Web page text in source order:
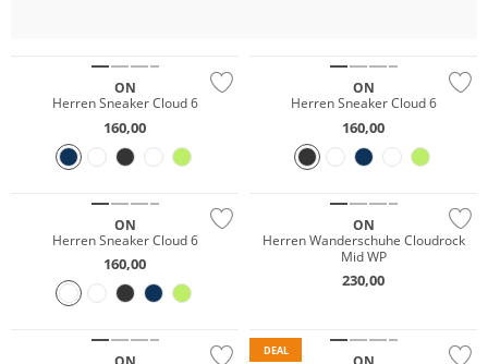
ON
Herren Sneaker Cloud 6
160,00
ON
Herren Sneaker Cloud 6
160,00
ON
Herren Sneaker Cloud 6
160,00
Wasserfest
ON
Herren Wanderschuhe Cloudrock
Mid WP
230,00
Wasserfest
Nachhaltig
DEAL